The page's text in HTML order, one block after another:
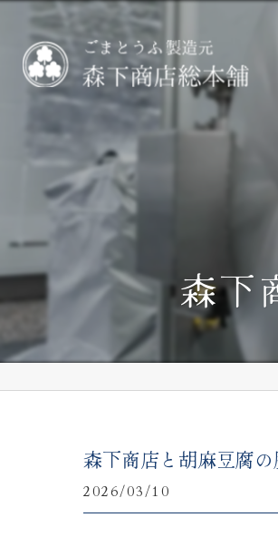
森下
森下商店と胡麻豆腐
2026/03/10